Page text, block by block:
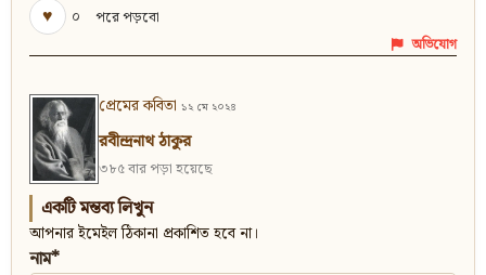
♥
০ পরে পড়বো
অভিযোগ
প্রেমের কবিতা ১২ মে ২০২৪
রবীন্দ্রনাথ ঠাকুর
৩৮৫ বার পড়া হয়েছে
একটি মন্তব্য লিখুন
আপনার ইমেইল ঠিকানা প্রকাশিত হবে না।
নাম*